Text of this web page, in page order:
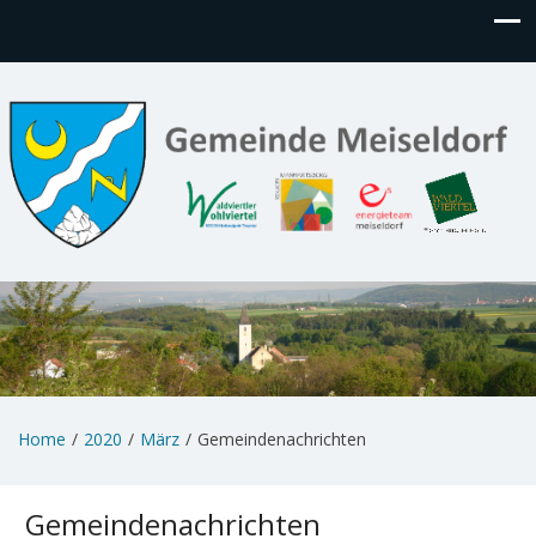
Home 2020 März Gemeindenachrichten
Gemeindenachrichten